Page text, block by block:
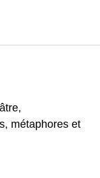
métaphores et